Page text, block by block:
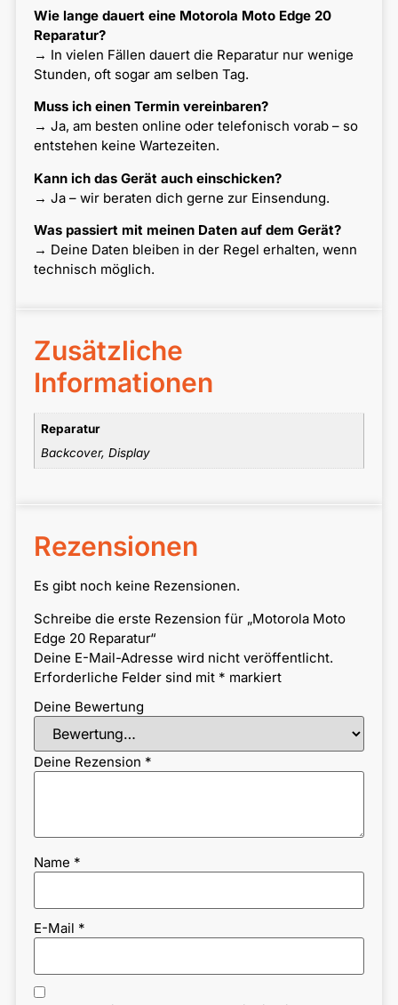
Wie lange dauert eine Motorola Moto Edge 20
Reparatur?
→ In vielen Fällen dauert die Reparatur nur wenige
Stunden, oft sogar am selben Tag.
Muss ich einen Termin vereinbaren?
→ Ja, am besten online oder telefonisch vorab – so
entstehen keine Wartezeiten.
Kann ich das Gerät auch einschicken?
→ Ja – wir beraten dich gerne zur Einsendung.
Was passiert mit meinen Daten auf dem Gerät?
→ Deine Daten bleiben in der Regel erhalten, wenn
technisch möglich.
Zusätzliche
Informationen
Reparatur
Backcover, Display
Rezensionen
Es gibt noch keine Rezensionen.
Schreibe die erste Rezension für „Motorola Moto
Edge 20 Reparatur“
Deine E-Mail-Adresse wird nicht veröffentlicht.
Erforderliche Felder sind mit * markiert
Deine Bewertung
Deine Rezension *
Name *
E-Mail *